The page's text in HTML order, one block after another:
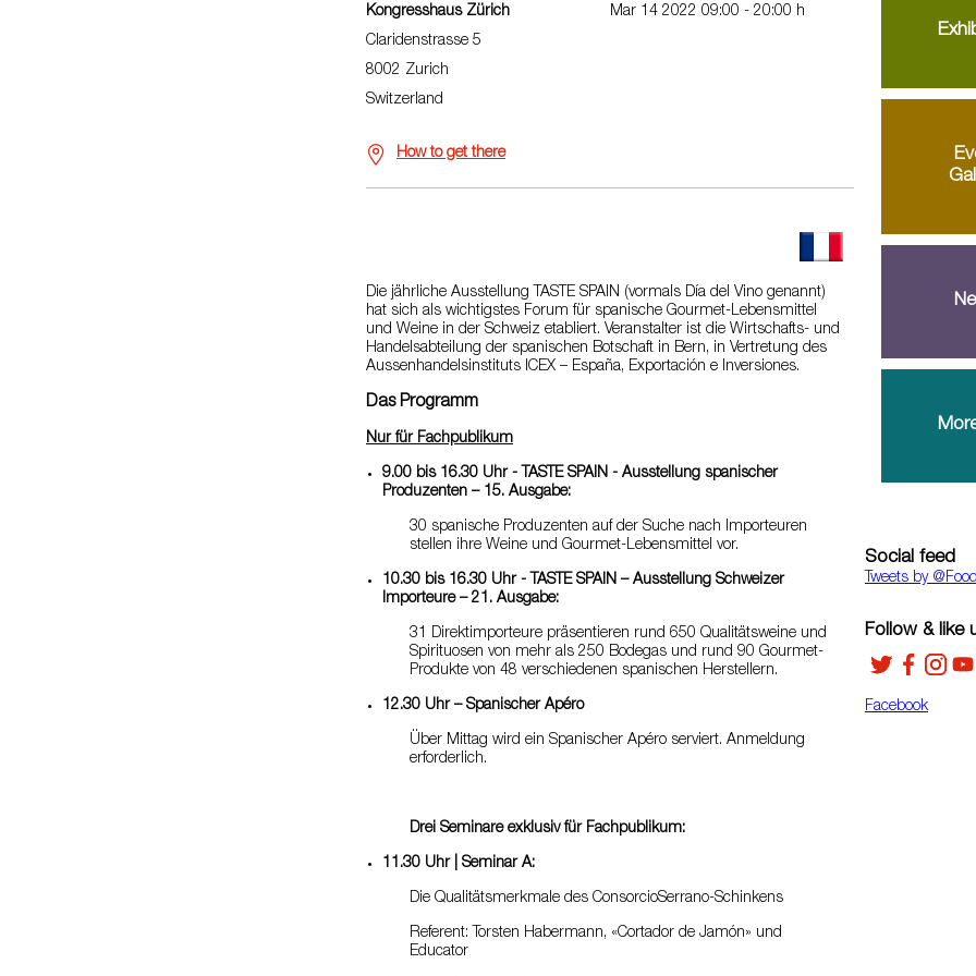
Kongresshaus Zürich
Claridenstrasse 5
8002 Zurich
Switzerland
How to get there
Mar 14 2022 09:00 - 20:00 h
Die jährliche Ausstellung TASTE SPAIN (vormals Día del Vino genannt)
hat sich als wichtigstes Forum für spanische Gourmet-Lebensmittel
und Weine in der Schweiz etabliert. Veranstalter ist die Wirtschafts- und
Handelsabteilung der spanischen Botschaft in Bern, in Vertretung des
Aussenhandelsinstituts ICEX – España, Exportación e Inversiones.
Das Programm
Nur für Fachpublikum
9.00 bis 16.30 Uhr - TASTE SPAIN - Ausstellung spanischer
Produzenten – 15. Ausgabe:
30 spanische Produzenten auf der Suche nach Importeuren
stellen ihre Weine und Gourmet-Lebensmittel vor.
10.30 bis 16.30 Uhr - TASTE SPAIN – Ausstellung Schweizer
Importeure – 21. Ausgabe:
31 Direktimporteure präsentieren rund 650 Qualitätsweine und
Spirituosen von mehr als 250 Bodegas und rund 90 Gourmet-
Produkte von 48 verschiedenen spanischen Herstellern.
12.30 Uhr – Spanischer Apéro
Über Mittag wird ein Spanischer Apéro serviert. Anmeldung
erforderlich.
Drei Seminare exklusiv für Fachpublikum:
11.30 Uhr | Seminar A:
Die Qualitätsmerkmale des ConsorcioSerrano-Schinkens
Referent: Torsten Habermann, «Cortador de Jamón» und
Educator
Social feed
Tweets by
Facebook
Follow & like